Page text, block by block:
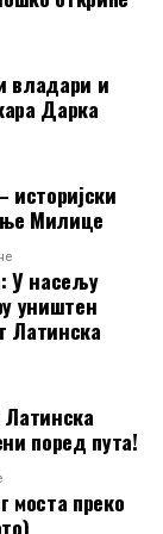
саму
да виде ову
до 20 сати
изложби
изложба
владари и
Дарка
историјски
Милице
У насељу
уништен
Латинска
поред пута!
моста преко